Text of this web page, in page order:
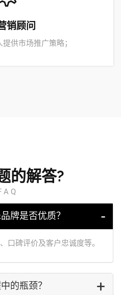
销顾问
供市场推广策略；
的解答?
A Q
牌是否优质？
口碑评价及客户忠诚度等。
的瓶颈？